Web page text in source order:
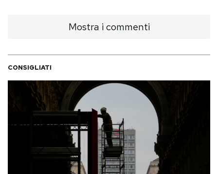
Mostra i commenti
CONSIGLIATI